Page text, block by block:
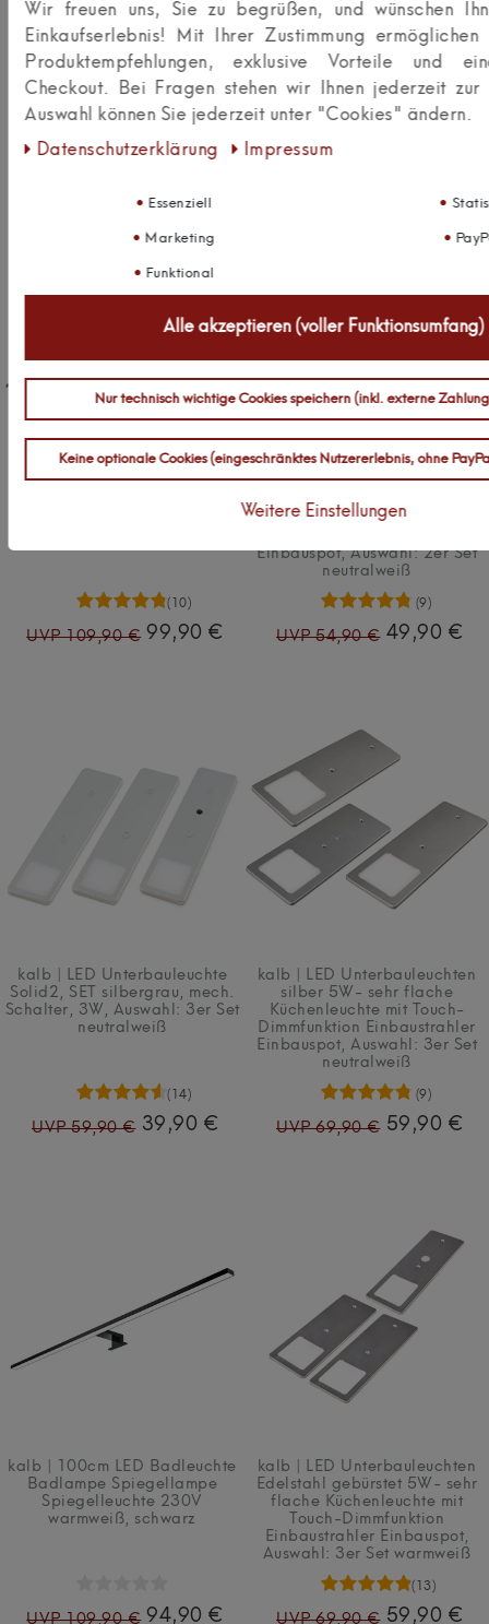
Fußschalter
Glasbodenbeleuchtung
erweiterbar mit Dimmer &
Controller Plug & Play,
Auswahl: 4er Set kaltweiß
UVP 30,90 € 20,90 € UVP 64,90 €
kalb | 100cm LED Badleuchte
(10)
UVP 109,90 € 99,90 €
kalb | LED Unterbauleuchten
silber 5W- sehr flache
Küchenleuchte mit Touch-
Einbauspot, Auswahl: 2er Set
neutralweiß
(9)
UVP 54,90 € 49,90 €
kalb | LED Unterbauleuchte
Solid2, SET silbergrau, mech.
Schalter, 3W , Auswahl: 3er Set
neutralweiß
(14)
UVP 59,90 € 39,90 €
kalb | LED Unterbauleuchten
silber 5W- sehr flache
Küchenleuchte mit Touch-
Dimmfunktion Einbaustrahler
Einbauspot , Auswahl: 3er Set
neutralweiß
(9)
UVP 69,90 € 59,90 €
kalb | 100cm LED Badleuchte
Badlampe Spiegellampe
Spiegelleuchte 230V
warmweiß, schwarz
UVP 109,90 € 94,90 €
kalb | LED Unterbauleuchten
Edelstahl gebürstet 5W- sehr
flache Küchenleuchte mit
Touch-Dimmfunktion
Einbaustrahler Einbauspot
Auswahl: 3er Set warmweiß
(13)
UVP 69,90 € 59,90 €
Wir freuen uns, Sie zu begrüßen, und wünschen
Einkaufserlebnis! Mit Ihrer Zustimmung ermöglichen
Produktempfehlungen, exklusive Vorteile und
Checkout. Bei Fragen stehen wir Ihnen jederzeit zur
Auswahl können Sie jederzeit unter "Cookies" ändern.
Daten­schutz­erklärung
Impressum
Essenziell
Marketing
Funktional
Alle akzeptieren (voller Funktionsumfang)
Nur technisch wichtige Cookies speichern (inkl. externe
Keine optionale Cookies (eingeschränktes Nutzererlebnis, ohne
Weitere Einstellungen